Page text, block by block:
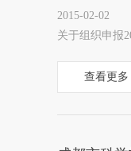
2015-02-02
关于组织申报
查看更多